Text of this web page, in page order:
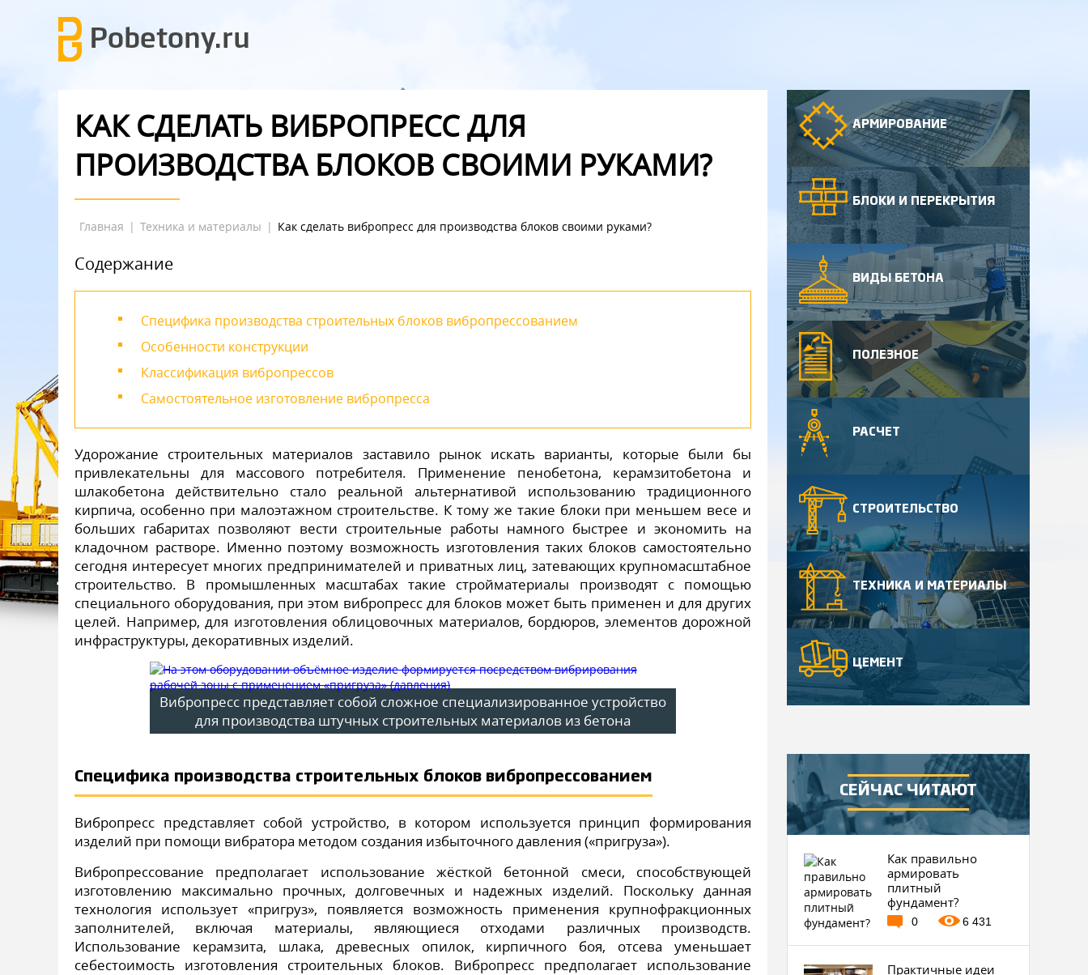
КАК СДЕЛАТЬ ВИБРОПРЕСС ДЛЯ
ПРОИЗВОДСТВА БЛОКОВ СВОИМИ РУКАМИ?
Главная | Техника и материалы | Как сделать вибропресс для производства блоков своими руками?
Содержание
Специфика производства строительных блоков вибропрессованием
Особенности конструкции
Классификация вибропрессов
Самостоятельное изготовление вибропресса
Удорожание строительных материалов заставило рынок искать варианты, которые были бы
привлекательны для массового потребителя. Применение пенобетона, керамзитобетона и
шлакобетона действительно стало реальной альтернативой использованию традиционного
кирпича, особенно при малоэтажном строительстве. К тому же такие блоки при меньшем весе и
больших габаритах позволяют вести строительные работы намного быстрее и экономить на
кладочном растворе. Именно поэтому возможность изготовления таких блоков самостоятельно
сегодня интересует многих предпринимателей и приватных лиц, затевающих крупномасштабное
строительство. В промышленных масштабах такие стройматериалы производят с помощью
специального оборудования, при этом вибропресс для блоков может быть применен и для других
целей. Например, для изготовления облицовочных материалов, бордюров, элементов дорожной
инфраструктуры, декоративных изделий.
Вибропресс представляет собой сложное специализированное устройство
для производства штучных строительных материалов из бетона
Специфика производства строительных блоков вибропрессованием
Вибропресс представляет собой устройство, в котором используется принцип формирования
изделий при помощи вибратора методом создания избыточного давления («пригруза»).
Вибропрессование предполагает использование жёсткой бетонной смеси, способствующей
изготовлению максимально прочных, долговечных и надежных изделий. Поскольку данная
технология использует «пригруз», появляется возможность применения крупнофракционных
заполнителей, включая материалы, являющиеся отходами различных производств.
Использование керамзита, шлака, древесных опилок, кирпичного боя, отсева уменьшает
себестоимость изготовления строительных блоков. Вибропресс предполагает использование
АРМИРОВАНИЕ
БЛОКИ И ПЕРЕКРЫТИЯ
ВИДЫ БЕТОНА
ПОЛЕЗНОЕ
РАСЧЕТ
СТРОИТЕЛЬСТВО
ТЕХНИКА И МАТЕРИАЛЫ
ЦЕМЕНТ
СЕЙЧАС ЧИТАЮТ
Как правильно
армировать
плитный
фундамент?
0 6 431
Практичные идеи